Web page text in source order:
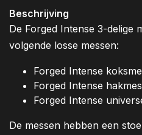
Beschrijving
De Forged Intense 3-delige
volgende losse messen:
Forged Intense
Forged Intense
Forged Intense
De messen hebben een